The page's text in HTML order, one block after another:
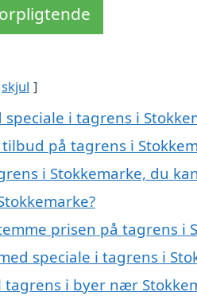
skjul
i tagrens i
på tagrens i
i Stokkemarke, du
prisen på tagrens i
speciale i tagrens i
tagrens i byer nær